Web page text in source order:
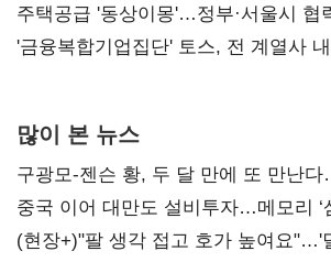
진실 밝혀야"
주택공급 '동상이몽'…정부·서울시 협
'금융복합기업집단' 토스, 전 계열사
많이 본 뉴스
구광모-젠슨 황, 두 달 만에 또 만난다
중국 이어 대만도 설비투자…메모리 ‘
(현장+)"팔 생각 접고 호가 높여요"…'